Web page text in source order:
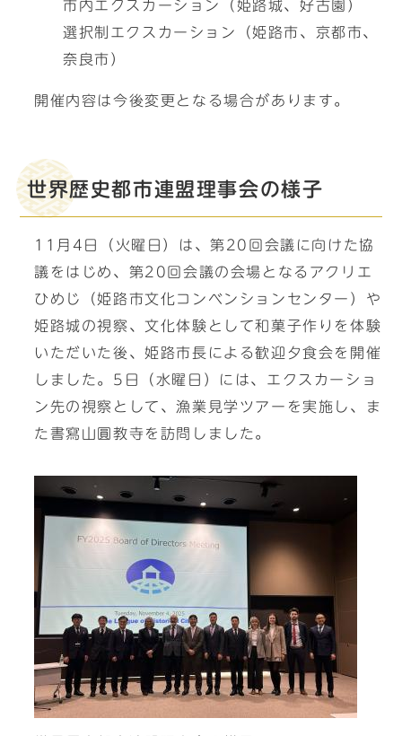
市内エクスカーション（姫路城、好古園）
選択制エクスカーション（姫路市、京都市、
奈良市）
開催内容は今後変更となる場合があります。
世界歴史都市連盟理事会の様子
11月4日（火曜日）は、第20回会議に向けた協
議をはじめ、第20回会議の会場となるアクリエ
ひめじ（姫路市文化コンベンションセンター）や
姫路城の視察、文化体験として和菓子作りを体験
いただいた後、姫路市長による歓迎夕食会を開催
しました。5日（水曜日）には、エクスカーショ
ン先の視察として、漁業見学ツアーを実施し、ま
た書寫山圓教寺を訪問しました。